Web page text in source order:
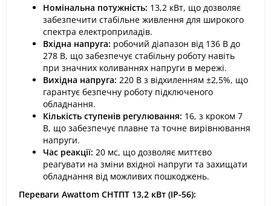
Номінальна потужність: 13,2 кВт, що дозволяє
забезпечити стабільне живлення для широкого
спектра електроприладів.
Вхідна напруга: робочий діапазон від 136 В до
278 В, що забезпечує стабільну роботу навіть
при значних коливаннях напруги в мережі.
Вихідна напруга: 220 В з відхиленням ±2,5%, що
гарантує безпечну роботу підключеного
обладнання.
Кількість ступенів регулювання: 16, з кроком 7
В, що забезпечує плавне та точне вирівнювання
напруги.
Час реакції: 20 мс, що дозволяє миттєво
реагувати на зміни вхідної напруги та захищати
обладнання від можливих пошкоджень.
Переваги Awattom СНТПТ 13,2 кВт (IP-56):